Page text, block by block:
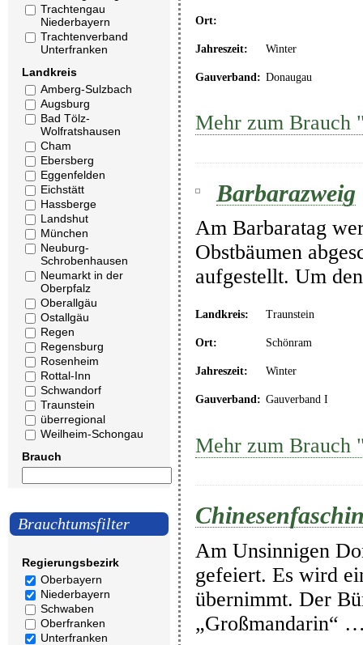
Trachtengau
Niederbayern
Trachtenverband
Unterfranken
Landkreis
Amberg-Sulzbach
Augsburg
Bad Tölz-
Wolfratshausen
Cham
Ebersberg
Eggenfelden
Eichstätt
Hassberge
Landshut
München
Neuburg-
Schrobenhausen
Neumarkt in der
Oberpfalz
Oberallgäu
Ostallgäu
Regen
Regensburg
Rosenheim
Rottal-Inn
Schwandorf
Traunstein
überregional
Weilheim-Schongau
Brauch
Brauchtumsfilter
Regierungsbezirk
Oberbayern
Niederbayern
Schwaben
Oberfranken
Unterfranken
Ort:
Jahreszeit: Winter
Gauverband: Donaugau
Mehr zum Brauch
Barbarazweig
Am Barbaratag
Obstbäumen
aufgestellt. Um
Landkreis: Traunstein
Ort: Schönram
Jahreszeit: Winter
Gauverband: Gauverband I
Mehr zum Brauch
Am Unsinnigen
gefeiert. Es wird
übernimmt. Der
„Großmandarin“